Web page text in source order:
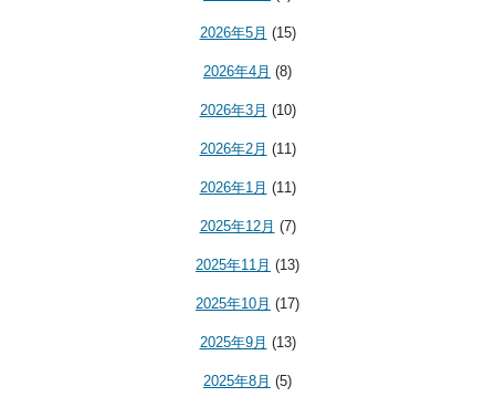
2026年5月 (15)
2026年4月 (8)
2026年3月 (10)
2026年2月 (11)
2026年1月 (11)
2025年12月 (7)
2025年11月 (13)
2025年10月 (17)
2025年9月 (13)
2025年8月 (5)